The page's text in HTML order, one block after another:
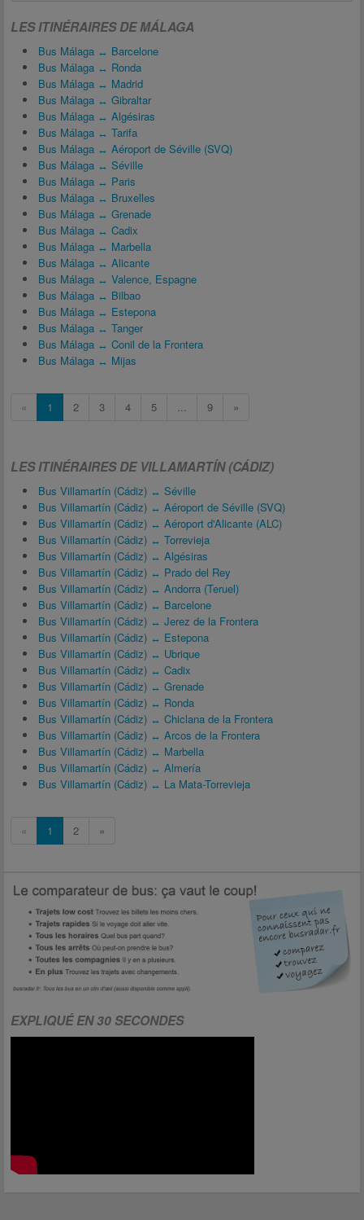
LES ITINÉRAIRES DE MÁLAGA
Bus Málaga ↔ Barcelone
Bus Málaga ↔ Ronda
Bus Málaga ↔ Madrid
Bus Málaga ↔ Gibraltar
Bus Málaga ↔ Algésiras
Bus Málaga ↔ Tarifa
Bus Málaga ↔ Aéroport de Séville (SVQ)
Bus Málaga ↔ Séville
Bus Málaga ↔ Paris
Bus Málaga ↔ Bruxelles
Bus Málaga ↔ Grenade
Bus Málaga ↔ Cadix
Bus Málaga ↔ Marbella
Bus Málaga ↔ Alicante
Bus Málaga ↔ Valence, Espagne
Bus Málaga ↔ Bilbao
Bus Málaga ↔ Estepona
Bus Málaga ↔ Tanger
Bus Málaga ↔ Conil de la Frontera
Bus Málaga ↔ Mijas
« 1 2 3 4 5 ... 9 »
LES ITINÉRAIRES DE VILLAMARTÍN (CÁDIZ)
Bus Villamartín (Cádiz) ↔ Séville
Bus Villamartín (Cádiz) ↔ Aéroport de Séville (SVQ)
Bus Villamartín (Cádiz) ↔ Aéroport d'Alicante (ALC)
Bus Villamartín (Cádiz) ↔ Torrevieja
Bus Villamartín (Cádiz) ↔ Algésiras
Bus Villamartín (Cádiz) ↔ Prado del Rey
Bus Villamartín (Cádiz) ↔ Andorra (Teruel)
Bus Villamartín (Cádiz) ↔ Barcelone
Bus Villamartín (Cádiz) ↔ Jerez de la Frontera
Bus Villamartín (Cádiz) ↔ Estepona
Bus Villamartín (Cádiz) ↔ Ubrique
Bus Villamartín (Cádiz) ↔ Cadix
Bus Villamartín (Cádiz) ↔ Grenade
Bus Villamartín (Cádiz) ↔ Ronda
Bus Villamartín (Cádiz) ↔ Chiclana de la Frontera
Bus Villamartín (Cádiz) ↔ Arcos de la Frontera
Bus Villamartín (Cádiz) ↔ Marbella
Bus Villamartín (Cádiz) ↔ Almería
Bus Villamartín (Cádiz) ↔ La Mata-Torrevieja
« 1 2 »
EXPLIQUÉ EN 30 SECONDES